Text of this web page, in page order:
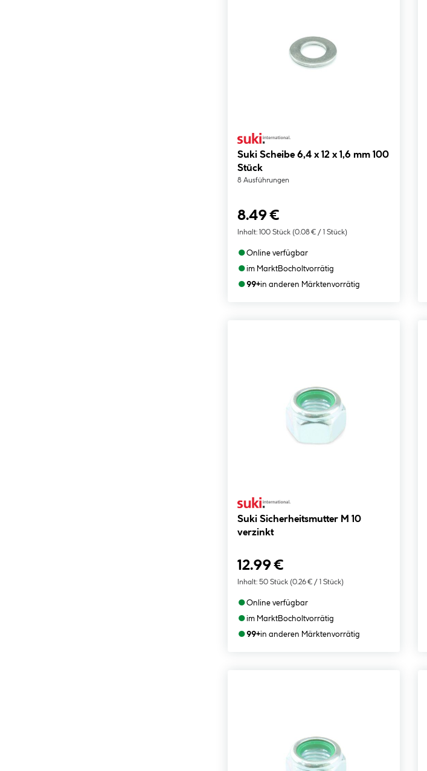
Suki Scheibe 6,4 x 12 x 1,6 mm 100
Stück
8 Ausführungen
8.49 €
Inhalt: 100 Stück (0.08 € / 1 Stück)
●Online verfügbar
●im MarktBocholtvorrätig
●99+in anderen Märktenvorrätig
Suki Sicherheitsmutter M 10
verzinkt
12.99 €
Inhalt: 50 Stück (0.26 € / 1 Stück)
●Online verfügbar
●im MarktBocholtvorrätig
●99+in anderen Märktenvorrätig